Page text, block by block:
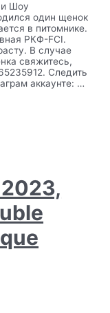
и Шоу
один щенок
в питомнике.
РКФ-FCI.
В случае
свяжитесь,
Следить
аккаунте: …